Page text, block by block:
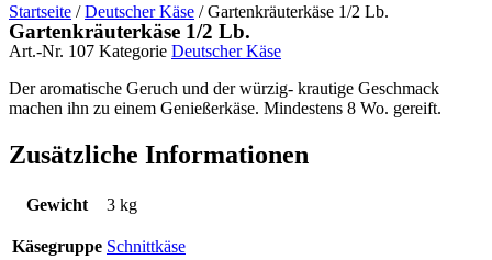
Startseite /Deutscher Käse / Gartenkräuterkäse 1/2 Lb.
Gartenkräuterkäse 1/2 Lb.
Art.-Nr. 107 Kategorie Deutscher Käse
Der aromatische Geruch und der würzig- krautige Geschmack
machen ihn zu einem Genießerkäse. Mindestens 8 Wo. gereift.
Zusätzliche Informationen
Gewicht 3 kg
Käsegruppe Schnittkäse